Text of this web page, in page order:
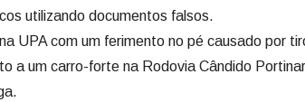
utilizando documentos falsos.
UPA com um ferimento no pé causado por
a um carro-forte na Rodovia Cândido